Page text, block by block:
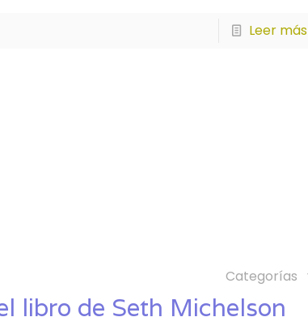
Leer más
Categorías
libro de Seth Michelson